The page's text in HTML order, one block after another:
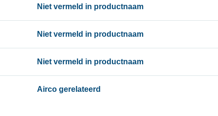
Niet vermeld in productnaam
Niet vermeld in productnaam
Niet vermeld in productnaam
Airco gerelateerd